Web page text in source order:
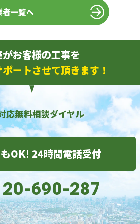
者一覧へ
お客様の工事を
ートさせて頂きます！
応無料相談ダイヤル
OK! 24時間電話受付
690-287